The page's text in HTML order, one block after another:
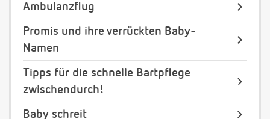
Ambulanzflug
Promis und ihre verrückten Baby-
Namen
Tipps für die schnelle Bartpflege
zwischendurch!
Baby schreit